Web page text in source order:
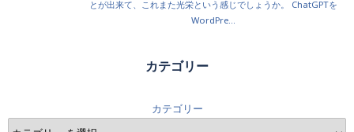
カテゴリー
カテゴリー